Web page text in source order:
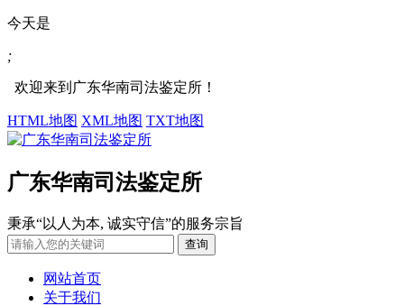
今天是
;
欢迎来到广东华南司法鉴定所！
HTML地图 XML地图 TXT地图
广东华南司法鉴定所
秉承“以人为本, 诚实守信”的服务宗旨
网站首页
关于我们